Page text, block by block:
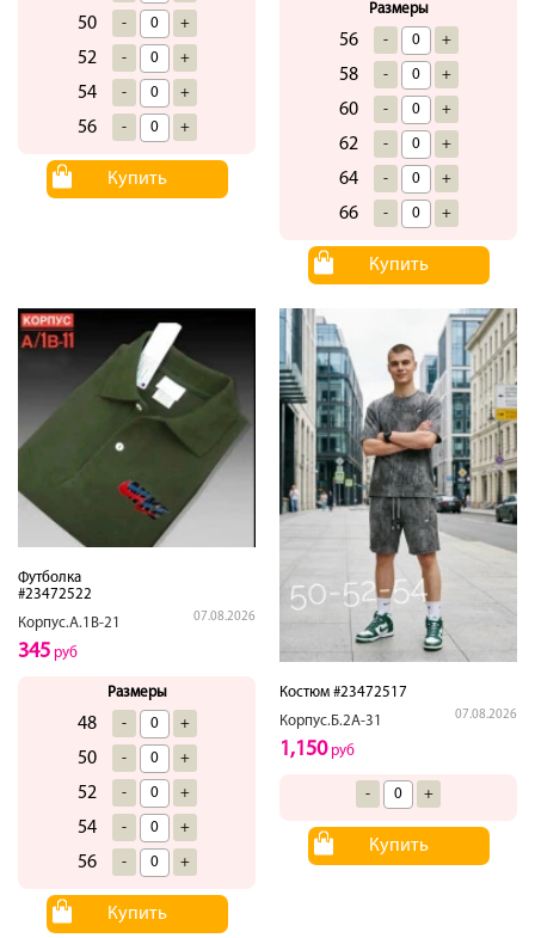
50 - +
52 - +
54 - +
56 - +
Купить
Размеры
56 - +
58 - +
60 - +
62 - +
64 - +
66 - +
Купить
Футболка
#23472522
Корпус.А.1В-21
07.08.2026
345 руб
Размеры
48 - +
50 - +
52 - +
54 - +
56 - +
Купить
Костюм #23472517
Корпус.Б.2А-31
07.08.2026
1,150руб
- +
Купить